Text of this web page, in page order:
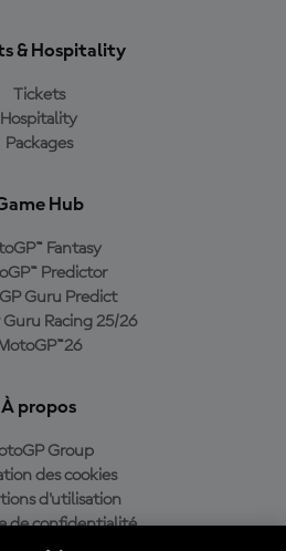
& Hospitality
Tickets
Hospitality
Packages
Hub
Fantasy
Predictor
Guru Predict
Guru Racing 25/26
MotoGP™26
À propos
Group
des cookies
d'utilisation
de confidentialité